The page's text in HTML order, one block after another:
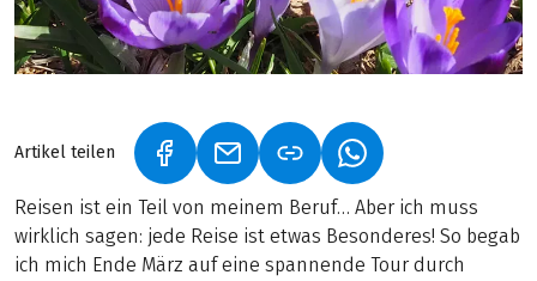
Artikel teilen (LINK ÖFFNET IN NEUEM TAB)
(LINK ÖFFNET IN NEUEM TAB)
(LINK ÖFFNET IN
Reisen ist ein Teil von meinem Beruf… Aber ich muss
wirklich sagen: jede Reise ist etwas Besonderes! So begab
ich mich Ende März auf eine spannende Tour durch